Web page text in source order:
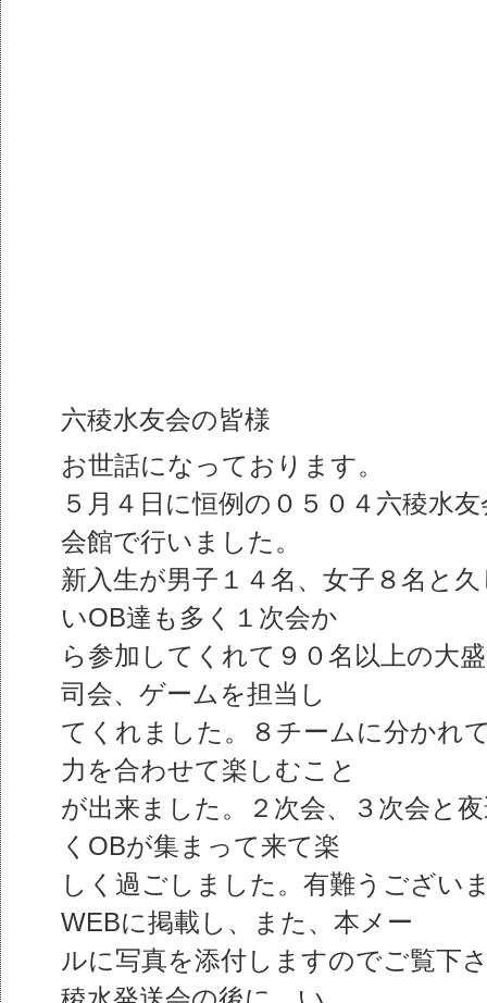
六稜水友会の皆様
お世話になっております。
５月４日に恒例の０５０４六稜水
会館で行いました。
新入生が男子１４名、女子８名と
いOB達も多く１次会か
ら参加してくれて９０名以上の大
司会、ゲームを担当し
てくれました。８チームに分かれ
力を合わせて楽しむこと
が出来ました。２次会、３次会と
くOBが集まって来て楽
しく過ごしました。有難うござい
WEBに掲載し、また、本メー
ルに写真を添付しますのでご覧下